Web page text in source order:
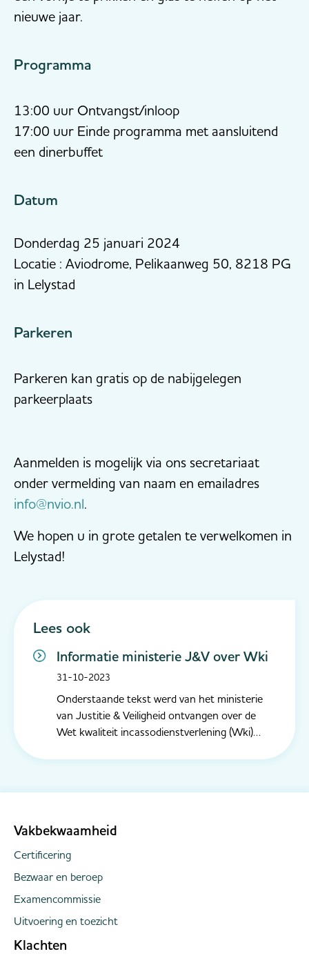
nieuwe jaar.
Programma
13:00 uur Ontvangst/inloop
17:00 uur Einde programma met aansluitend
een dinerbuffet
Datum
Donderdag 25 januari 2024
Locatie : Aviodrome, Pelikaanweg 50, 8218 PG
in Lelystad
Parkeren
Parkeren kan gratis op de nabijgelegen
parkeerplaats
Aanmelden is mogelijk via ons secretariaat
onder vermelding van naam en emailadres
info@nvio.nl.
We hopen u in grote getalen te verwelkomen in
Lelystad!
Lees ook
Informatie ministerie J&V over Wki
31-10-2023
Onderstaande tekst werd van het ministerie
van Justitie & Veiligheid ontvangen over de
Wet kwaliteit incassodienstverlening (Wki)
Vakbekwaamheid
Certificering
Bezwaar en beroep
Examencommissie
Uitvoering en toezicht
Klachten